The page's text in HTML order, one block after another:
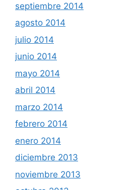
septiembre 2014
agosto 2014
julio 2014
junio 2014
mayo 2014
abril 2014
marzo 2014
febrero 2014
enero 2014
diciembre 2013
noviembre 2013